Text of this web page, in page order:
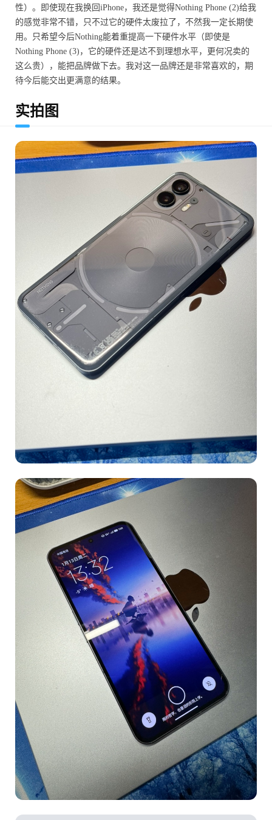
性）。即使现在我换回iPhone，我还是觉得Nothing Phone (2)给我
的感觉非常不错，只不过它的硬件太废拉了，不然我一定长期使
用。只希望今后Nothing能着重提高一下硬件水平（即使是
Nothing Phone (3)，它的硬件还是达不到理想水平，更何况卖的
这么贵），能把品牌做下去。我对这一品牌还是非常喜欢的，期
待今后能交出更满意的结果。
实拍图